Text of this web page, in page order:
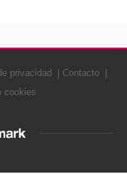
privacidad
Contacto
cookies